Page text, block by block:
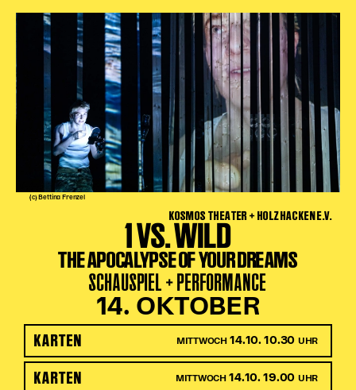
(c) Bettina Frenzel
KOSMOS THEATER + HOLZHACKEN E.V.
1 VS. WILD
THE APOCALYPSE OF YOUR DREAMS
SCHAUSPIEL + PERFORMANCE
14. OKTOBER
KARTEN MITTWOCH14.10. 10.30 UHR
KARTEN MITTWOCH14.10. 19.00 UHR